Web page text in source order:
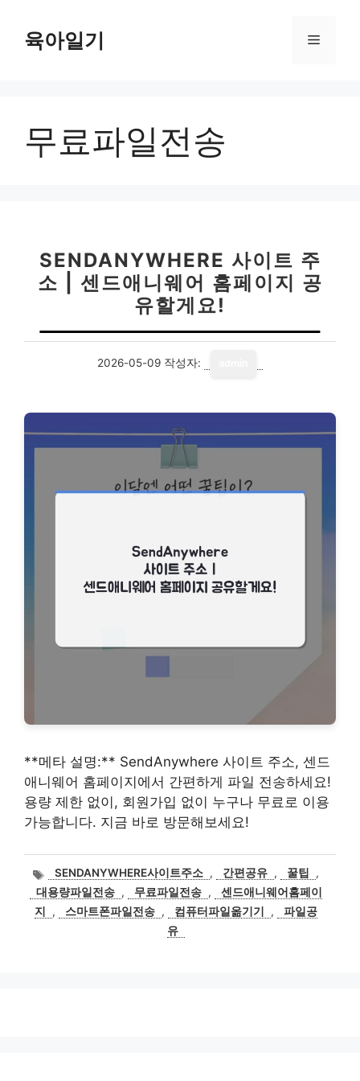
육아일기 메
무료파일전송
SENDANYWHERE 사이트 주
소 | 센드애니웨어 홈페이지 공
유할게요!
2026-05-09 작성자:
**메타 설명:** SendAnywhere 사이트 주소, 센드
애니웨어 홈페이지에서 간편하게 파일 전송하세요!
용량 제한 없이, 회원가입 없이 누구나 무료로 이용
가능합니다. 지금 바로 방문해보세요!
태
그
SENDANYWHERE사이트주소 , 간편공유 , 꿀팁
,
대용량파일전송 , 무료파일전송 ,
센드애니웨어홈페이
지
, 스마트폰파일전송 , 컴퓨터파일옮기기 ,
파일공
유